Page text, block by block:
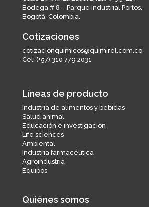
Bodega # 8 – Parque Industrial Portos,
Bogotá, Colombia.
Cotizaciones
cotizacionquimicos@quimirel.com.co
Cel: (+57) 310 779 2031
Líneas de producto
Industria de alimentos y bebidas
Salud animal
Educación e investigación
Life sciences
Ambiental
Industria farmacéutica
Agroindustria
Equipos
Quiénes somos